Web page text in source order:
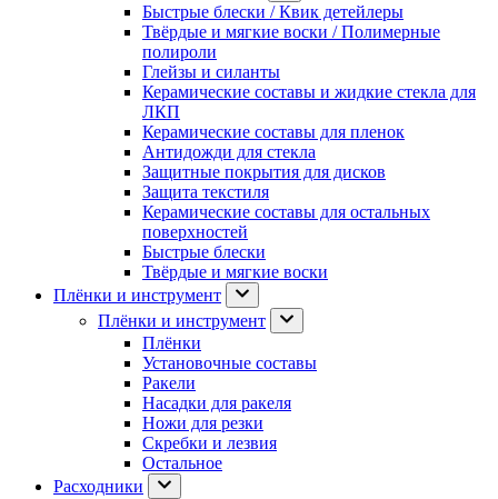
Быстрые блески / Квик детейлеры
Твёрдые и мягкие воски / Полимерные
полироли
Глейзы и силанты
Керамические составы и жидкие стекла для
ЛКП
Керамические составы для пленок
Антидожди для стекла
Защитные покрытия для дисков
Защита текстиля
Керамические составы для остальных
поверхностей
Быстрые блески
Твёрдые и мягкие воски
Плёнки и инструмент
Плёнки и инструмент
Плёнки
Установочные составы
Ракели
Насадки для ракеля
Ножи для резки
Скребки и лезвия
Остальное
Расходники